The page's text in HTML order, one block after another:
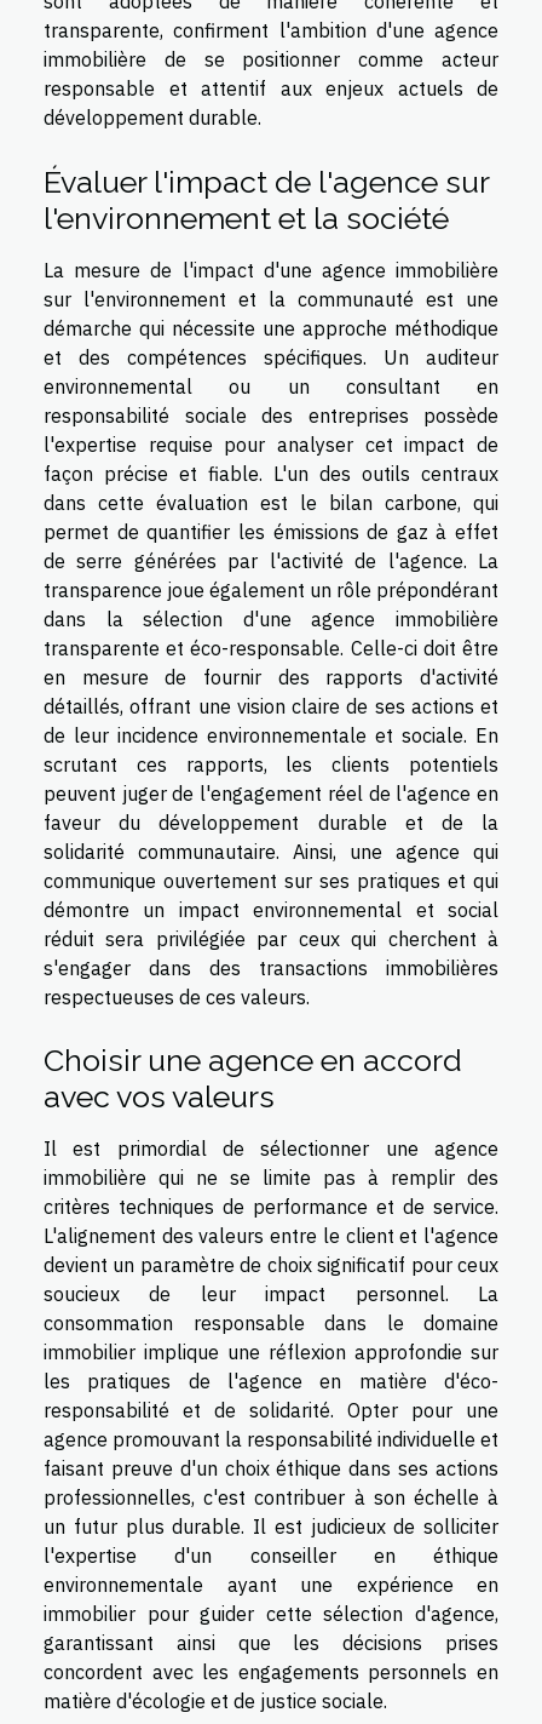
transparente, confirment l'ambition d'une agence
immobilière de se positionner comme acteur
responsable et attentif aux enjeux actuels de
développement durable.
Évaluer l'impact de l'agence sur
l'environnement et la société
La mesure de l'impact d'une agence immobilière
sur l'environnement et la communauté est une
démarche qui nécessite une approche méthodique
et des compétences spécifiques. Un auditeur
environnemental ou un consultant en
responsabilité sociale des entreprises possède
l'expertise requise pour analyser cet impact de
façon précise et fiable. L'un des outils centraux
dans cette évaluation est le bilan carbone, qui
permet de quantifier les émissions de gaz à effet
de serre générées par l'activité de l'agence. La
transparence joue également un rôle prépondérant
dans la sélection d'une agence immobilière
transparente et éco-responsable. Celle-ci doit être
en mesure de fournir des rapports d'activité
détaillés, offrant une vision claire de ses actions et
de leur incidence environnementale et sociale. En
scrutant ces rapports, les clients potentiels
peuvent juger de l'engagement réel de l'agence en
faveur du développement durable et de la
solidarité communautaire. Ainsi, une agence qui
communique ouvertement sur ses pratiques et qui
démontre un impact environnemental et social
réduit sera privilégiée par ceux qui cherchent à
s'engager dans des transactions immobilières
respectueuses de ces valeurs.
Choisir une agence en accord
avec vos valeurs
Il est primordial de sélectionner une agence
immobilière qui ne se limite pas à remplir des
critères techniques de performance et de service.
L'alignement des valeurs entre le client et l'agence
devient un paramètre de choix significatif pour ceux
soucieux de leur impact personnel. La
consommation responsable dans le domaine
immobilier implique une réflexion approfondie sur
les pratiques de l'agence en matière d'éco-
responsabilité et de solidarité. Opter pour une
agence promouvant la responsabilité individuelle et
faisant preuve d'un choix éthique dans ses actions
professionnelles, c'est contribuer à son échelle à
un futur plus durable. Il est judicieux de solliciter
l'expertise d'un conseiller en éthique
environnementale ayant une expérience en
immobilier pour guider cette sélection d'agence,
garantissant ainsi que les décisions prises
concordent avec les engagements personnels en
matière d'écologie et de justice sociale.